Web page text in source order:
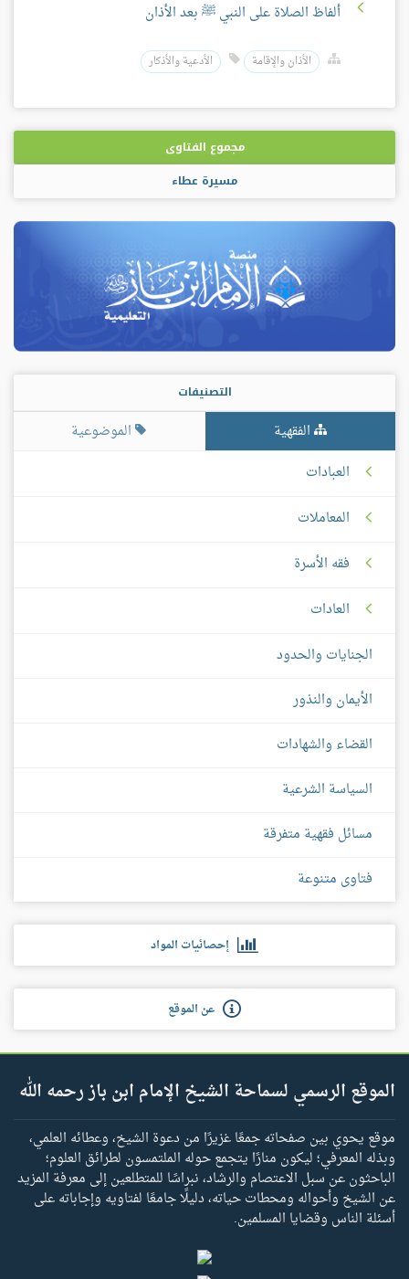
ألفاظ الصلاة على النبي ﷺ بعد الأذان
الأذان والإقامة الأدعية والأذكار
مجموع الفتاوى
مسيرة عطاء
التصنيفات
الفقهية
الموضوعية
العبادات
المعاملات
فقه الأسرة
العادات
الجنايات والحدود
الأيمان والنذور
القضاء والشهادات
السياسة الشرعية
مسائل فقهية متفرقة
فتاوى متنوعة
إحصائيات المواد
عن الموقع
الموقع الرسمي لسماحة الشيخ الإمام ابن باز رحمه الله
موقع يحوي بين صفحاته جمعًا غزيرًا من دعوة الشيخ، وعطائه العلمي،
وبذله المعرفي؛ ليكون منارًا يتجمع حوله الملتمسون لطرائق العلوم؛
الباحثون عن سبل الاعتصام والرشاد، نبراسًا للمتطلعين إلى معرفة المزيد
عن الشيخ وأحواله ومحطات حياته، دليلًا جامعًا لفتاويه وإجاباته على
أسئلة الناس وقضايا المسلمين.